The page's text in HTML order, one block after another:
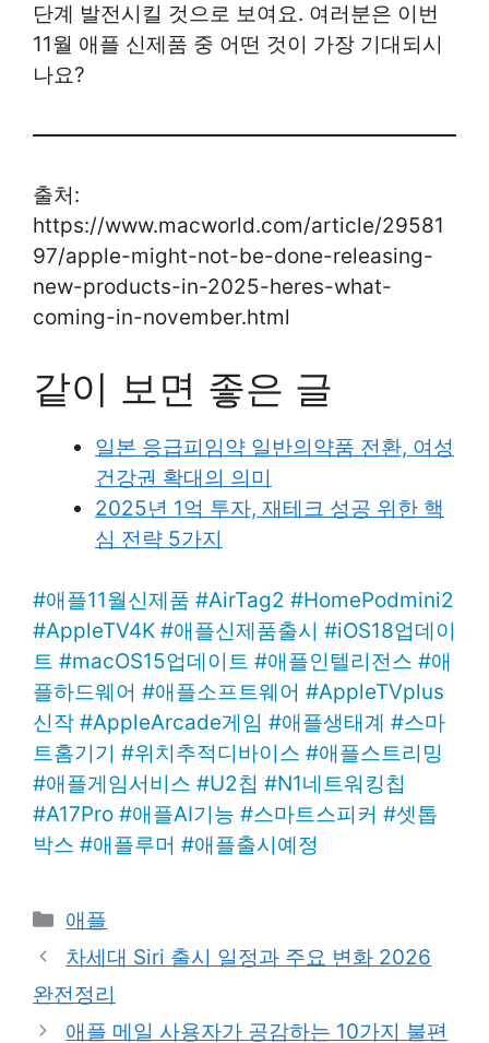
단계 발전시킬 것으로 보여요. 여러분은 이번
11월 애플 신제품 중 어떤 것이 가장 기대되시
나요?
출처:
https://www.macworld.com/article/29581
97/apple-might-not-be-done-releasing-
new-products-in-2025-heres-what-
coming-in-november.html
같이 보면 좋은 글
일본 응급피임약 일반의약품 전환, 여성
건강권 확대의 의미
2025년 1억 투자, 재테크 성공 위한 핵
심 전략 5가지
#애플11월신제품 #AirTag2 #HomePodmini2
#AppleTV4K #애플신제품출시 #iOS18업데이
트 #macOS15업데이트 #애플인텔리전스 #애
플하드웨어 #애플소프트웨어 #AppleTVplus
신작 #AppleArcade게임 #애플생태계 #스마
트홈기기 #위치추적디바이스 #애플스트리밍
#애플게임서비스 #U2칩 #N1네트워킹칩
#A17Pro #애플AI기능 #스마트스피커 #셋톱
박스 #애플루머 #애플출시예정
Categories
애플
차세대 Siri 출시 일정과 주요 변화 2026
완전정리
애플 메일 사용자가 공감하는 10가지 불편